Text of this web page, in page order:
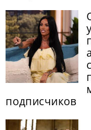
подписчиков